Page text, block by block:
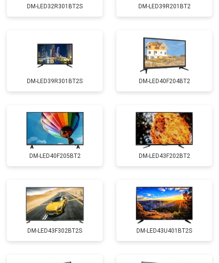
DM-LED32R301BT2S DM-LED39R201BT2
DM-LED39R301BT2S DM-LED40F204BT2
DM-LED40F205BT2 DM-LED43F202BT2
DM-LED43F302BT2S DM-LED43U401BT2S